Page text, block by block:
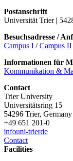
Postanschrift
Universität Trier |
Besuchsadresse /
Campus I /Campus II
Informationen für
Kommunikation &
Contact
Trier University
Universitätsring 15
54296 Trier, Germany
+49 651 201-0
infouni-trierde
Contact
Facilities